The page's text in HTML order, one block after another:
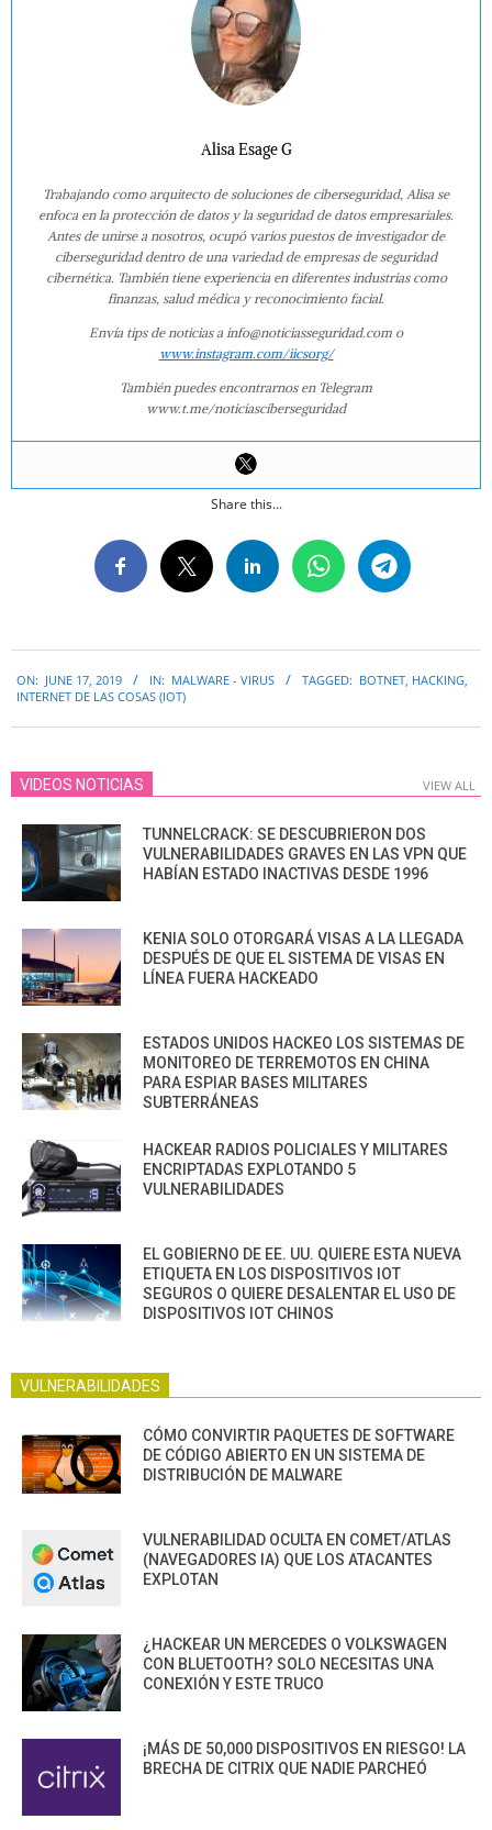
Alisa Esage G
Trabajando como arquitecto de soluciones de ciberseguridad, Alisa se
enfoca en la protección de datos y la seguridad de datos empresariales.
Antes de unirse a nosotros, ocupó varios puestos de investigador de
ciberseguridad dentro de una variedad de empresas de seguridad
cibernética. También tiene experiencia en diferentes industrias como
finanzas, salud médica y reconocimiento facial.
Envía tips de noticias a info@noticiasseguridad.com o
www.instagram.com/iicsorg/
También puedes encontrarnos en Telegram
www.t.me/noticiasciberseguridad
Share this...
06-
ON: JUNE 17, 2019 IN: MALWARE - VIRUS TAGGED: BOTNET, HACKING,
INTERNET DE LAS COSAS (IOT)
VIDEOS NOTICIAS VIEW ALL
TUNNELCRACK: SE DESCUBRIERON DOS
VULNERABILIDADES GRAVES EN LAS VPN QUE
HABÍAN ESTADO INACTIVAS DESDE 1996
KENIA SOLO OTORGARÁ VISAS A LA LLEGADA
DESPUÉS DE QUE EL SISTEMA DE VISAS EN
LÍNEA FUERA HACKEADO
ESTADOS UNIDOS HACKEO LOS SISTEMAS DE
MONITOREO DE TERREMOTOS EN CHINA
PARA ESPIAR BASES MILITARES
SUBTERRÁNEAS
HACKEAR RADIOS POLICIALES Y MILITARES
ENCRIPTADAS EXPLOTANDO 5
VULNERABILIDADES
EL GOBIERNO DE EE. UU. QUIERE ESTA NUEVA
ETIQUETA EN LOS DISPOSITIVOS IOT
SEGUROS O QUIERE DESALENTAR EL USO DE
DISPOSITIVOS IOT CHINOS
VULNERABILIDADES
CÓMO CONVIRTIR PAQUETES DE SOFTWARE
DE CÓDIGO ABIERTO EN UN SISTEMA DE
DISTRIBUCIÓN DE MALWARE
VULNERABILIDAD OCULTA EN COMET/ATLAS
(NAVEGADORES IA) QUE LOS ATACANTES
EXPLOTAN
¿HACKEAR UN MERCEDES O VOLKSWAGEN
CON BLUETOOTH? SOLO NECESITAS UNA
CONEXIÓN Y ESTE TRUCO
¡MÁS DE 50,000 DISPOSITIVOS EN RIESGO! LA
BRECHA DE CITRIX QUE NADIE PARCHEÓ